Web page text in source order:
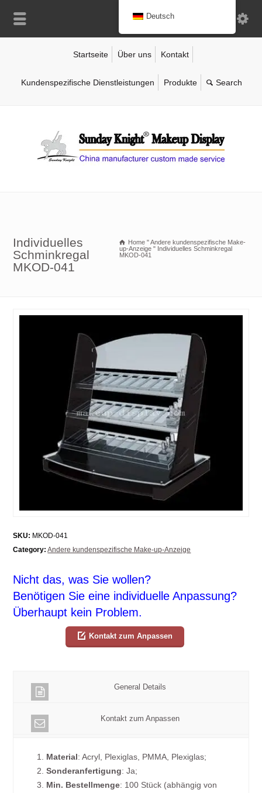
Startseite Über uns Kontakt
Kundenspezifische Dienstleistungen Produkte
Individuelles
Schminkregal
MKOD-041
Home "Andere kundenspezifische Make-
up-Anzeige " Individuelles Schminkregal
MKOD-041
SKU: MKOD-041
Category: Andere kundenspezifische Make-up-Anzeige
Nicht das, was Sie wollen?
Benötigen Sie eine individuelle Anpassung?
Überhaupt kein Problem.
Kontakt zum Anpassen
General Details
Kontakt zum Anpassen
1. Material: Acryl, Plexiglas, PMMA, Plexiglas;
2.Sonderanfertigung: Ja;
3. Min. Bestellmenge: 100 Stück (abhängig von
Deutsch